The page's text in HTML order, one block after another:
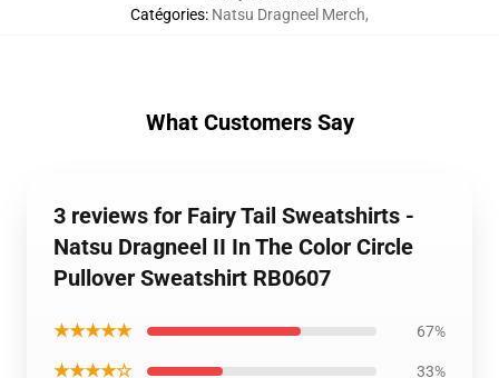
Catégories: Natsu Dragneel Merch,
What Customers Say
3 reviews for Fairy Tail Sweatshirts -
Natsu Dragneel II In The Color Circle
Pullover Sweatshirt RB0607
★★★★★ 67%
★★★★☆ 33%